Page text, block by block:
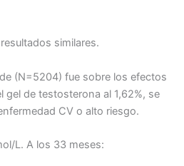
similares.
(N=5204) fue sobre los efectos
gel de testosterona al 1,62%, se
CV o alto riesgo.
L. A los 33 meses: